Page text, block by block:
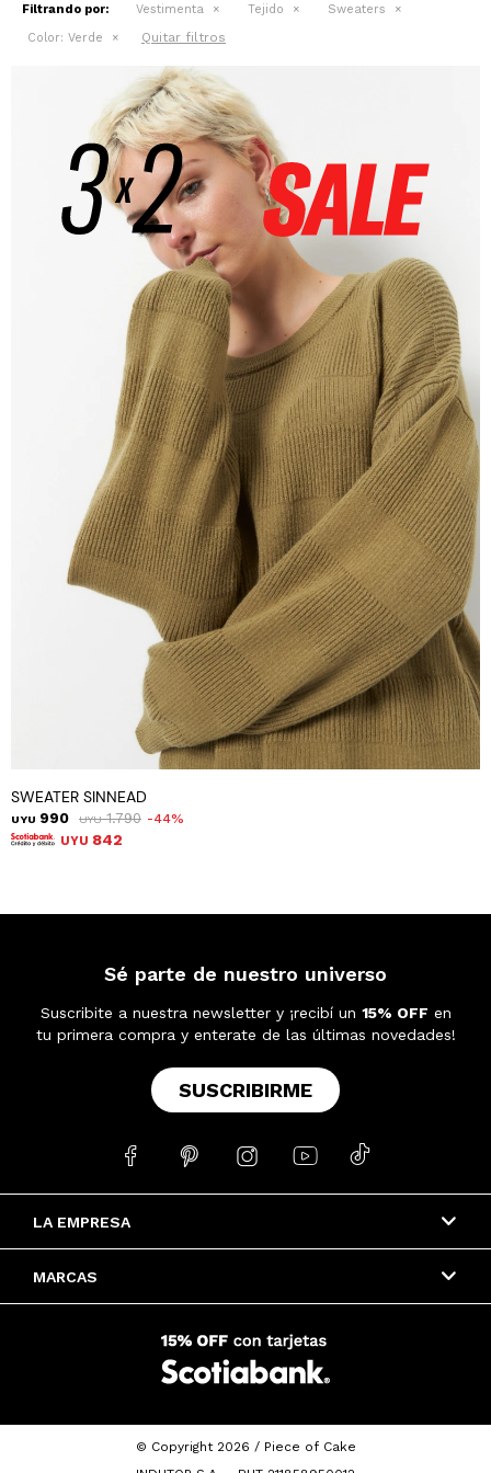
Filtrando por: Vestimenta Tejido
Sweaters
Color: Verde Quitar filtros
SWEATER SINNEAD
UYU 990 UYU 1.790 44
UYU 842
LA EMPRESA
MARCAS
Sé parte de nuestro universo
Suscribite a nuestra newsletter y ¡recibí un 15% OFF en
tu primera compra y enterate de las últimas novedades!
SUSCRIBIRME
    
© Copyright 2026 / Piece of Cake